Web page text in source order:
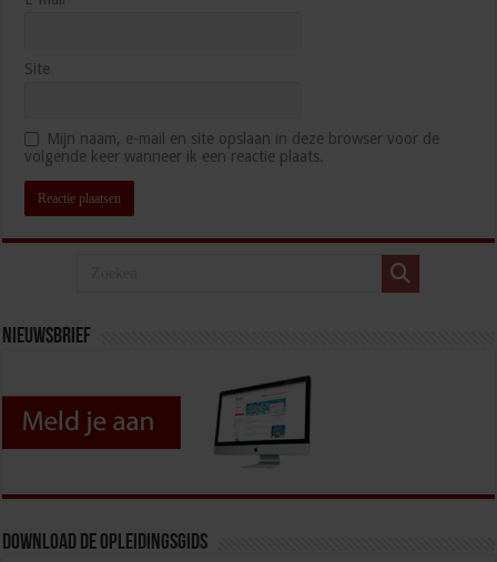
Site
Mijn naam, e-mail en site opslaan in deze browser voor de
volgende keer wanneer ik een reactie plaats.
Nieuwsbrief
Download de opleidingsgids